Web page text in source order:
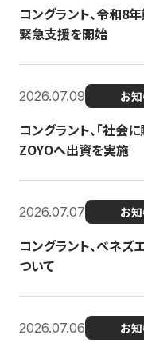
コングラント、令和8
緊急支援を開始
2026.07.09 お
コングラント、「社会
ZOYOへ出資を実施
2026.07.07 お
コングラント、ベネ
ついて
2026.07.06 お